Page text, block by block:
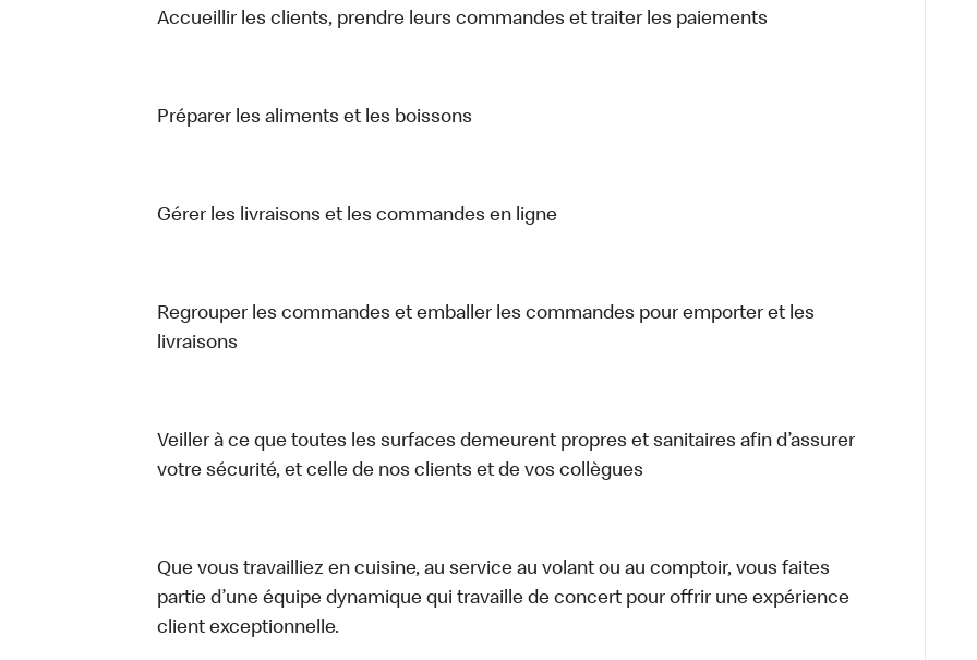
Accueillir les clients, prendre leurs commandes et traiter les paiements
Préparer les aliments et les boissons
Gérer les livraisons et les commandes en ligne
Regrouper les commandes et emballer les commandes pour emporter et les
livraisons
Veiller à ce que toutes les surfaces demeurent propres et sanitaires afin d’assurer
votre sécurité, et celle de nos clients et de vos collègues
Que vous travailliez en cuisine, au service au volant ou au comptoir, vous faites
partie d’une équipe dynamique qui travaille de concert pour offrir une expérience
client exceptionnelle.